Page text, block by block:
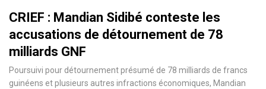
CRIEF : Mandian Sidibé conteste les
accusations de détournement de 78
milliards GNF
Poursuivi pour détournement présumé de 78 milliards de francs
guinéens et plusieurs autres infractions économiques, Mandian